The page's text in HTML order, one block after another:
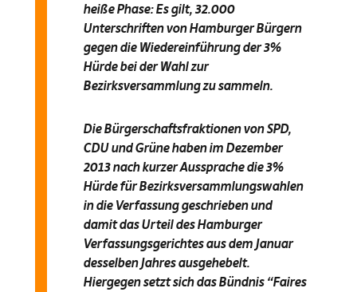
heiße Phase: Es gilt, 32.000
Unterschriften von Hamburger Bürgern
gegen die Wiedereinführung der 3%
Hürde bei der Wahl zur
Bezirksversammlung zu sammeln.
Die Bürgerschaftsfraktionen von SPD,
CDU und Grüne haben im Dezember
2013 nach kurzer Aussprache die 3%
Hürde für Bezirksversammlungswahlen
in die Verfassung geschrieben und
damit das Urteil des Hamburger
Verfassungsgerichtes aus dem Januar
desselben Jahres ausgehebelt.
Hiergegen setzt sich das Bündnis “Faires